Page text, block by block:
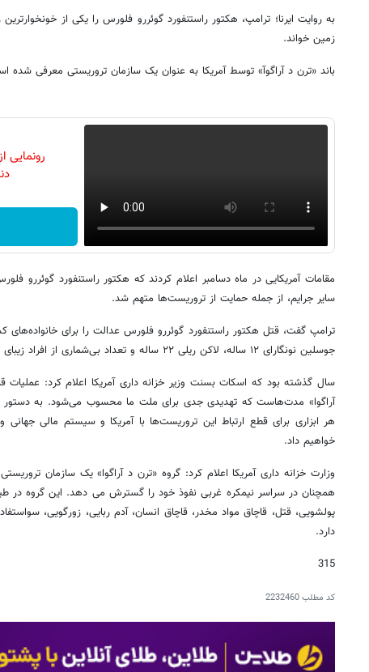
به روایت ایرنا؛ ترامپ، هکتور راستنفورد گوئررو فلورس را یکی از
زمین خواند.
باند «ترن د آراگوآ» توسط آمریکا به عنوان یک سازمان تروریستی معرفی شده
مقامات آمریکایی در ماه دسامبر اعلام کردند که هکتور راستنفورد گوئررو
سایر جرایم، از جمله حمایت از تروریست‌ها متهم شد.
ترامپ گفت، قتل هکتور راستنفورد گوئررو فلورس عدالت را برای خانواده‌های
جوسلین نونگارای ۱۲ ساله، لاکن ریلی ۲۲ ساله و تعداد بی‌شماری از افراد زیبای دیگر به ارمغان آورد.
سال گذشته بود که اسکات بسنت وزیر خزانه داری آمریکا اعلام کرد:
آراگوا» مدت‌هاست که تهدیدی جدی برای ملت ما محسوب می‌شود. به دستور
هر ابزاری برای قطع ارتباط این تروریست‌ها با آمریکا و سیستم مالی جهانی
خواهیم داد.
وزارت خزانه داری آمریکا اعلام کرد: گروه «ترن د آراگوا» یک سازمان
همچنان در سراسر نیمکره غربی نفوذ خود را گسترش می دهد. این گروه در
پولشویی، قتل، قاچاق مواد مخدر، قاچاق انسان، آدم ربایی، زورگویی،
دارد.
315
کد مطلب2232460